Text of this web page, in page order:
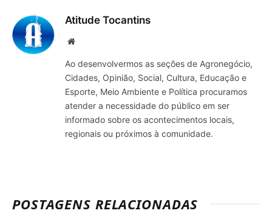
Atitude Tocantins
Site
Ao desenvolvermos as seções de Agronegócio,
Cidades, Opinião, Social, Cultura, Educação e
Esporte, Meio Ambiente e Política procuramos
atender a necessidade do público em ser
informado sobre os acontecimentos locais,
regionais ou próximos à comunidade.
POSTAGENS RELACIONADAS